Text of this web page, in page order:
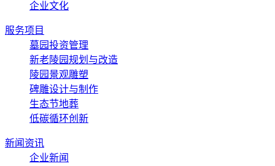
企业文化
服务项目
墓园投资管理
新老陵园规划与改造
陵园景观雕塑
碑雕设计与制作
生态节地葬
低碳循环创新
新闻资讯
企业新闻